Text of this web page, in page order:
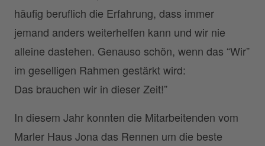
häufig beruflich die Erfahrung, dass immer
jemand anders weiterhelfen kann und wir nie
alleine dastehen. Genauso schön, wenn das “Wir”
im geselligen Rahmen gestärkt wird:
Das brauchen wir in dieser Zeit!”
In diesem Jahr konnten die Mitarbeitenden vom
Marler Haus Jona das Rennen um die beste